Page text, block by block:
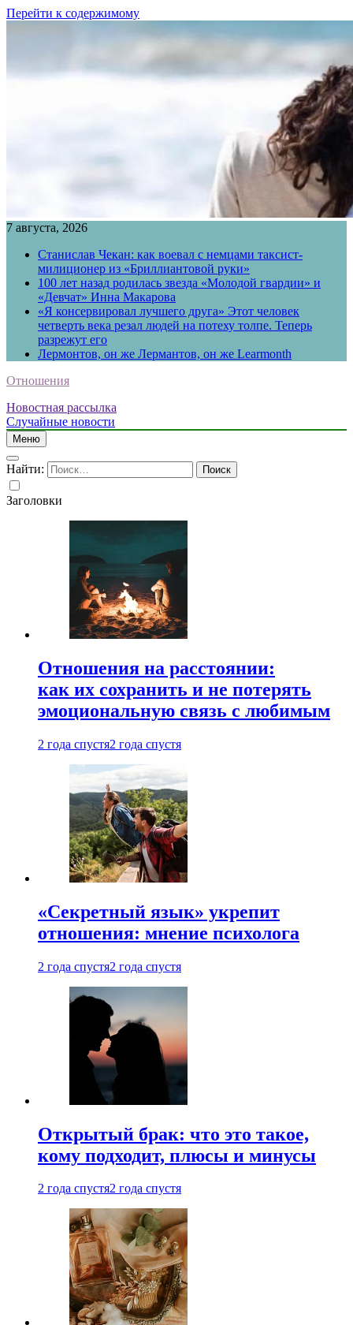
Перейти к содержимому
7 августа, 2026
Станислав Чекан: как воевал с немцами таксист-
милиционер из «Бриллиантовой руки»
100 лет назад родилась звезда «Молодой гвардии» и
«Девчат» Инна Макарова
«Я консервировал лучшего друга» Этот человек
четверть века резал людей на потеху толпе. Теперь
разрежут его
Лермонтов, он же Лермантов, он же Learmonth
Отношения
Новостная рассылка
Случайные новости
Меню
Найти:
Заголовки
Отношения на расстоянии:
как их сохранить и не потерять
эмоциональную связь с любимым
2 года спустя2 года спустя
«Секретный язык» укрепит
отношения: мнение психолога
2 года спустя2 года спустя
Открытый брак: что это такое,
кому подходит, плюсы и минусы
2 года спустя2 года спустя